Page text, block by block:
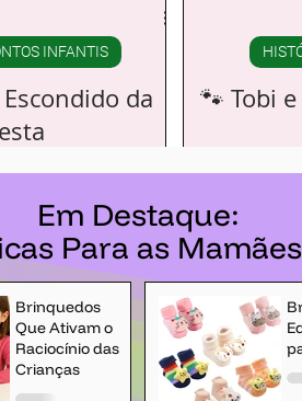
da
Suas penas
lavandas 💜 que
Melodioso 🎶, e
pedrinhas roxas ✨
leito do rio.
INFANTIS
🐾 Tobi
Era uma
e Tobi corria
Em Destaque:
Para as Mamães
Brinquedos
Que Ativam o
Raciocínio das
Crianças